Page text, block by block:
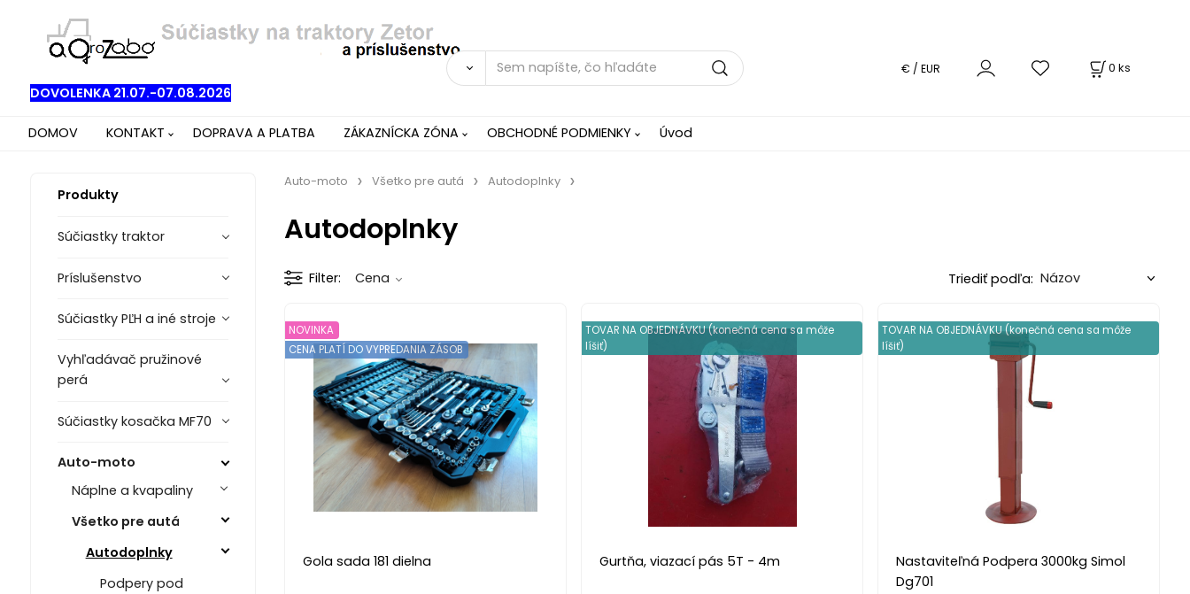
DOVOLENKA 21.07.-07.08.2026
0 ks
€ / EUR
DOMOV KONTAKT DOPRAVA A PLATBA ZÁKAZNÍCKA ZÓNA OBCHODNÉ PODMIENKY Úvod
Produkty
Súčiastky traktor
Príslušenstvo
Súčiastky PĽH a iné stroje
Vyhľadávač pružinové
perá
Súčiastky kosačka MF70
Auto-moto
Náplne a kvapaliny
Všetko pre autá
Autodoplnky
Podpery pod
Auto-moto Všetko pre autá Autodoplnky
Autodoplnky
Filter Cena Triediť podľa:
Gola sada 181 dielna
NOVINKA
CENA PLATÍ DO VYPREDANIA ZÁSOB
Gurtňa, viazací pás 5T - 4m
TOVAR NA OBJEDNÁVKU (konečná cena sa môže
líšiť)
Nastaviteľná Podpera 3000kg Simol
Dg701
TOVAR NA OBJEDNÁVKU (konečná cena sa môže
líšiť)